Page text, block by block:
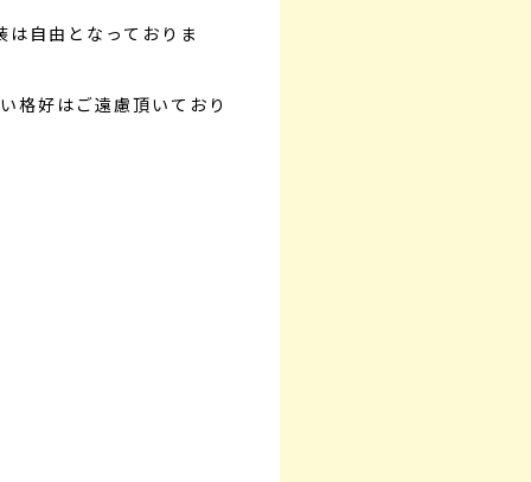
自由となっておりま
格好はご遠慮頂いており